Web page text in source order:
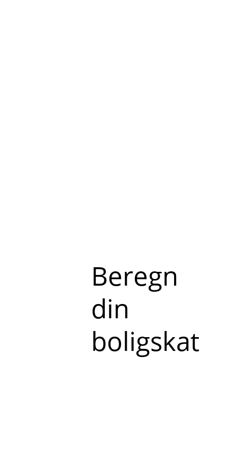
Beregn
din
boligskat